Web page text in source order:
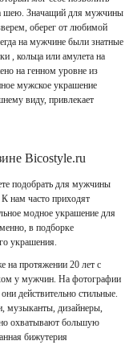
шею. Значащий для мужчины
оберег от любимой
на мужчине были знатные
, кольца или амулета на
на генном уровне из
мужское украшение
виду, привлекает
Bicostyle.ru
подобрать для мужчины
нам часто приходят
модное украшение для
в подборке
украшения.
протяжении 20 лет с
у мужчин. На фотографии
действительно стильные.
музыканты, дизайнеры,
охватывают большую
бижутерия